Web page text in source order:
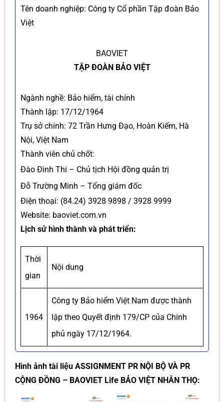
Tên doanh nghiệp: Công ty Cổ phần Tập đoàn Bảo
Việt
BAOVIET
TẬP ĐOÀN BẢO VIỆT
Ngành nghề: Bảo hiểm, tài chính
Thành lập: 17/12/1964
Trụ sở chính: 72 Trần Hưng Đạo, Hoàn Kiếm, Hà
Nội, Việt Nam
Thành viên chủ chốt:
Đào Đình Thi – Chủ tịch Hội đồng quản trị
Đỗ Trường Minh – Tổng giám đốc
Điện thoại: (84.24) 3928 9898 / 3928 9999
Website: baoviet.com.vn
Lịch sử hình thành và phát triển:
Thời
gian
Nội dung
1964
Công ty Bảo hiểm Việt Nam được thành
lập theo Quyết định 179/CP của Chính
phủ ngày 17/12/1964.
Hình ảnh tài liệu ASSIGNMENT PR NỘI BỘ VÀ PR
CỘNG ĐỒNG – BAOVIET Life BẢO VIỆT NHÂN THỌ: